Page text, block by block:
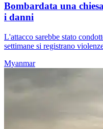
Bombardata una
i danni
L'attacco sarebbe stato
settimane si registrano
Myanmar